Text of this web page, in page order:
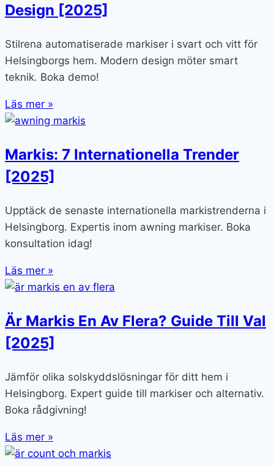
Design [2025]
Stilrena automatiserade markiser i svart och vitt för
Helsingborgs hem. Modern design möter smart
teknik. Boka demo!
Läs mer »
Markis: 7 Internationella Trender
[2025]
Upptäck de senaste internationella markistrenderna i
Helsingborg. Expertis inom awning markiser. Boka
konsultation idag!
Läs mer »
Är Markis En Av Flera? Guide Till Val
[2025]
Jämför olika solskyddslösningar för ditt hem i
Helsingborg. Expert guide till markiser och alternativ.
Boka rådgivning!
Läs mer »